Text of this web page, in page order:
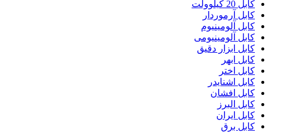
کابل 20 کیلوولت
کابل آرموردار
کابل آلومینیوم
کابل آلومینیومی
کابل ابزار دقیق
کابل ابهر
کابل اختر
کابل اشنایدر
کابل افشان
کابل البرز
کابل ایران
کابل برق